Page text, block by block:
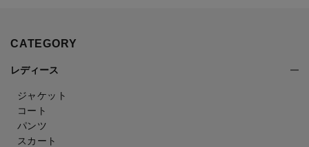
CATEGORY
レディース
ジャケット
コート
パンツ
スカート